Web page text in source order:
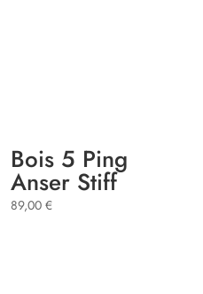
Bois 5 Ping
Anser Stiff
89,00€